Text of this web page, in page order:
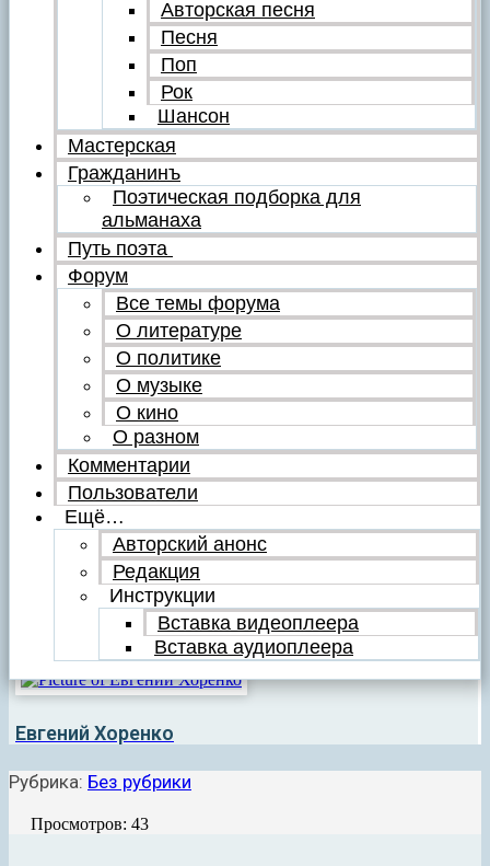
Авторская песня
Песня
Поп
Рок
Шансон
Мастерская
Гражданинъ
Поэтическая подборка для
альманаха
Путь поэта
Форум
Все темы форума
О литературе
О политике
О музыке
О кино
О разном
Комментарии
Пользователи
Ещё…
Авторский анонс
Редакция
Инструкции
Вставка видеоплеера
Вставка аудиоплеера
Евгений Хоренко
Рубрика: Без рубрики
Просмотров: 43